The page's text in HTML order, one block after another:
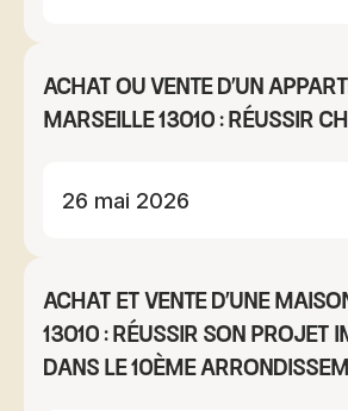
Achat ou vente d'un
Marseille 13010 : réussir
26 mai 2026
Achat et vente d'une
13010 : réussir son projet
dans le 10ème